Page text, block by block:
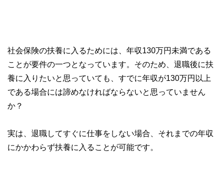
社会保険の扶養に入るためには、年収130万円未満である
ことが要件の一つとなっています。そのため、退職後に扶
養に入りたいと思っていても、すでに年収が130万円以上
である場合には諦めなければならないと思っていません
か？
実は、退職してすぐに仕事をしない場合、それまでの年収
にかかわらず扶養に入ることが可能です。